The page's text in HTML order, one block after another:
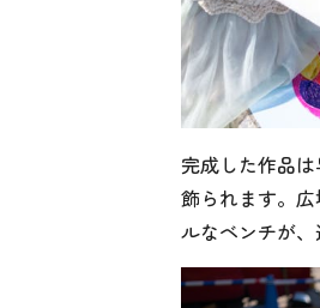
完成した作品
飾られます。
ルなベンチが